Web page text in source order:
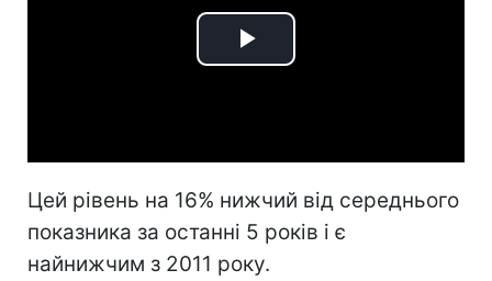
Play
Цей рівень на 16% нижчий від середнього
показника за останні 5 років і є
найнижчим з 2011 року.